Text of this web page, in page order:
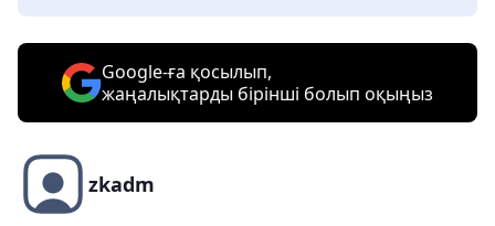
Google-ға қосылып,
жаңалықтарды бірінші болып оқыңыз
zkadm